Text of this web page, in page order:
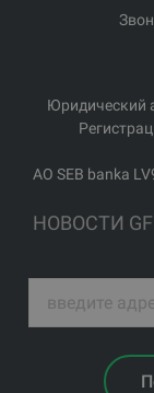
Юридический
АО SEB banka
НОВОСТИ